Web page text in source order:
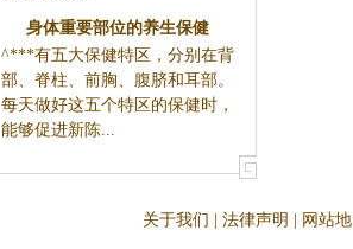
身体重要部位的养生保健
^***有五大保健特区，分别在背
部、脊柱、前胸、腹脐和耳部。
每天做好这五个特区的保健时，
能够促进新陈...
关于我们 法律声明 网站